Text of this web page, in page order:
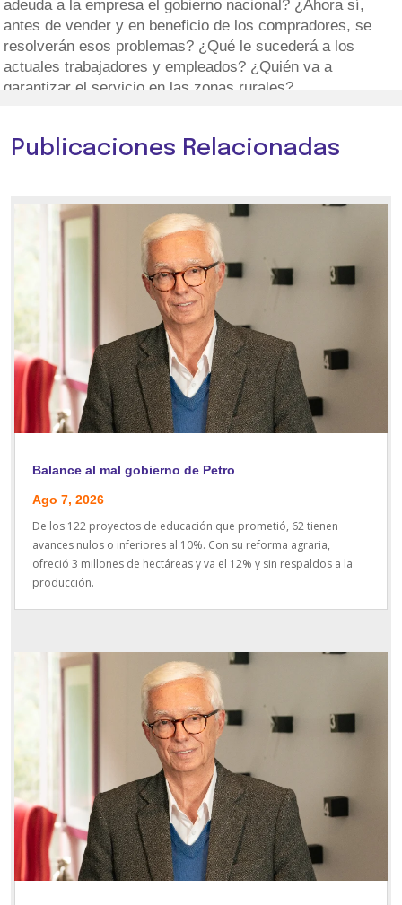
adeuda a la empresa el gobierno nacional? ¿Ahora sí,
antes de vender y en beneficio de los compradores, se
resolverán esos problemas? ¿Qué le sucederá a los
actuales trabajadores y empleados? ¿Quién va a
garantizar el servicio en las zonas rurales?
Publicaciones Relacionadas
Balance al mal gobierno de Petro
Ago 7, 2026
De los 122 proyectos de educación que prometió, 62 tienen
avances nulos o inferiores al 10%. Con su reforma agraria,
ofreció 3 millones de hectáreas y va el 12% y sin respaldos a la
producción.